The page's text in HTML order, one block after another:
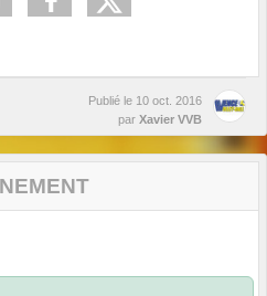
Publié le 10 oct. 2016
par Xavier VVB